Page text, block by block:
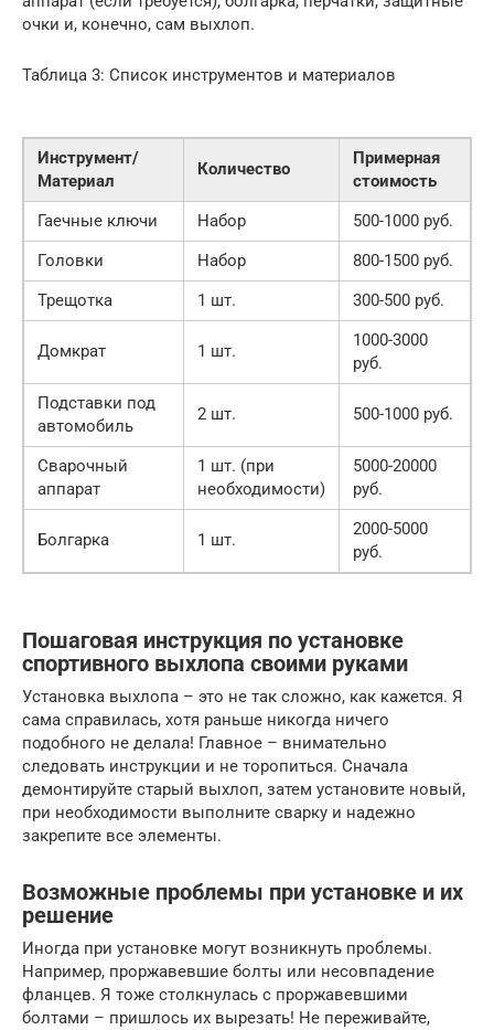
очки и, конечно, сам выхлоп.
Таблица 3: Список инструментов и материалов
Инструмент/
Материал
Количество
Примерная
стоимость
Гаечные ключи
Набор
500-1000 руб.
Головки
Набор
800-1500 руб.
Трещотка
1 шт. 300-500 руб.
Домкрат 1 шт.
1000-3000
руб.
Подставки под
автомобиль
2 шт. 500-1000 руб.
Сварочный
аппарат
1 шт. (при
необходимости)
5000-20000
руб.
Болгарка 1 шт.
2000-5000
руб.
Пошаговая инструкция по установке
спортивного выхлопа своими руками
Установка выхлопа – это не так сложно, как кажется. Я
сама справилась, хотя раньше никогда ничего
подобного не делала! Главное – внимательно
следовать инструкции и не торопиться. Сначала
демонтируйте старый выхлоп, затем установите новый,
при необходимости выполните сварку и надежно
закрепите все элементы.
Возможные проблемы при установке и их
решение
Иногда при установке могут возникнуть проблемы.
Например, проржавевшие болты или несовпадение
фланцев. Я тоже столкнулась с проржавевшими
болтами – пришлось их вырезать! Не переживайте,